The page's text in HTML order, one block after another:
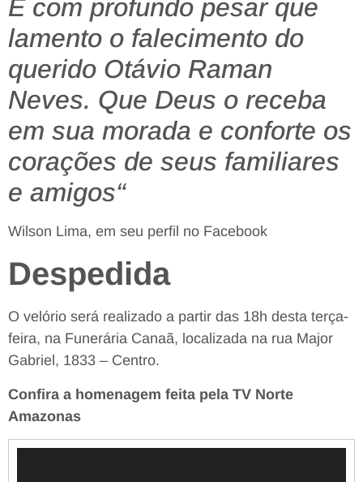
É com profundo pesar que
lamento o falecimento do
querido Otávio Raman
Neves. Que Deus o receba
em sua morada e conforte os
corações de seus familiares
e amigos“
Wilson Lima, em seu perfil no Facebook
Despedida
O velório será realizado a partir das 18h desta terça-
feira, na Funerária Canaã, localizada na rua Major
Gabriel, 1833 – Centro.
Confira a homenagem feita pela TV Norte
Amazonas